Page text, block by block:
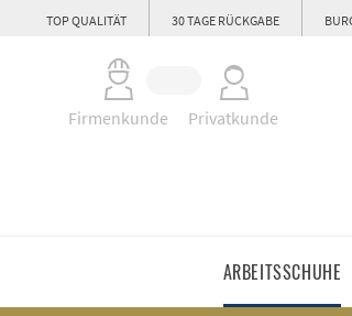
TOP QUALITÄT 30 TAGE RÜCKGABE
Firmenkunde Privatkunde
ARBEITSSCHUHE